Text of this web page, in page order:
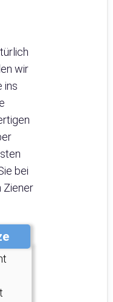
wir
ins
bei
Ziener